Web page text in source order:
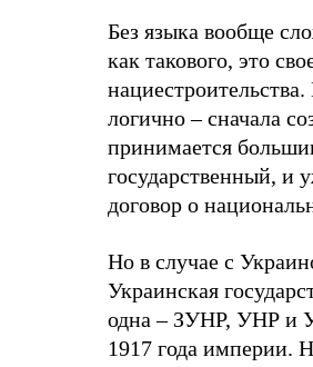
Без языка вообще
как такового, это
логично – сначала
принимается
государственный, и
договор о
Но в случае с
Украинская
одна – ЗУНР, УНР и
1917 года империи.